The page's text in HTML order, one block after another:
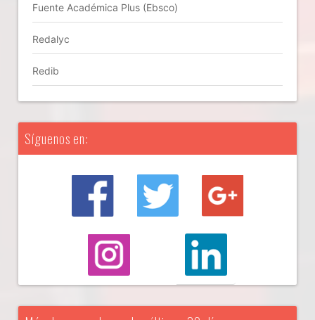
Fuente Académica Plus (Ebsco)
Redalyc
Redib
Síguenos en: